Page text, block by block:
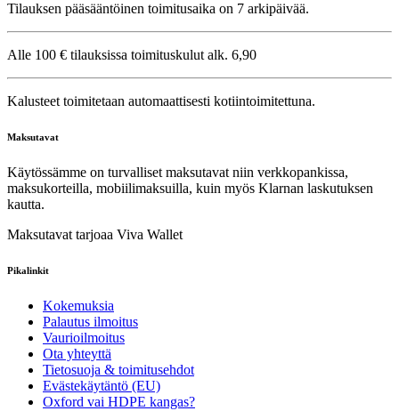
Tilauksen pääsääntöinen toimitusaika on 7 arkipäivää.
Alle 100 € tilauksissa toimituskulut alk. 6,90
Kalusteet toimitetaan automaattisesti kotiintoimitettuna.
Maksutavat
Käytössämme on turvalliset maksutavat niin verkkopankissa,
maksukorteilla, mobiilimaksuilla, kuin myös Klarnan laskutuksen
kautta.
Maksutavat tarjoaa Viva Wallet
Pikalinkit
Kokemuksia
Palautus ilmoitus
Vaurioilmoitus
Ota yhteyttä
Tietosuoja & toimitusehdot
Evästekäytäntö (EU)
Oxford vai HDPE kangas?